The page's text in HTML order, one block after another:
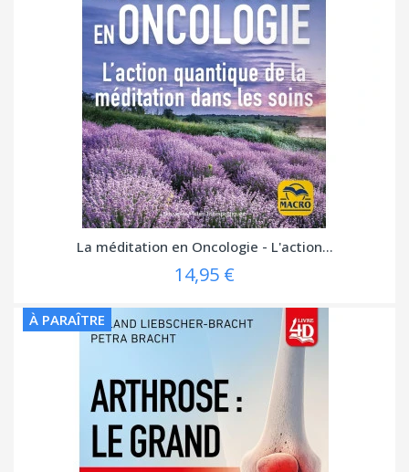
La méditation en Oncologie - L'action...
14,95 €
À PARAÎTRE